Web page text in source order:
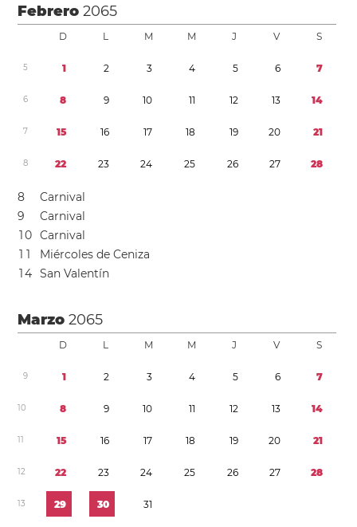
Febrero2065
D L M M J V S
5 1 2 3 4 5 6 7
6 8 9 10 11 12 13 14
7 15 16 17 18 19 20 21
8 22 23 24 25 26 27 28
8
Carnival
9
Carnival
10 Carnival
1 1
Miércoles de Ceniza
14 San Valentín
Marzo2065
D L M M J V S
9 1 2 3 4 5 6 7
10 8 9 10 11 12 13 14
11 15 16 17 18 19 20 21
12 22 23 24 25 26 27 28
13 29 30 31